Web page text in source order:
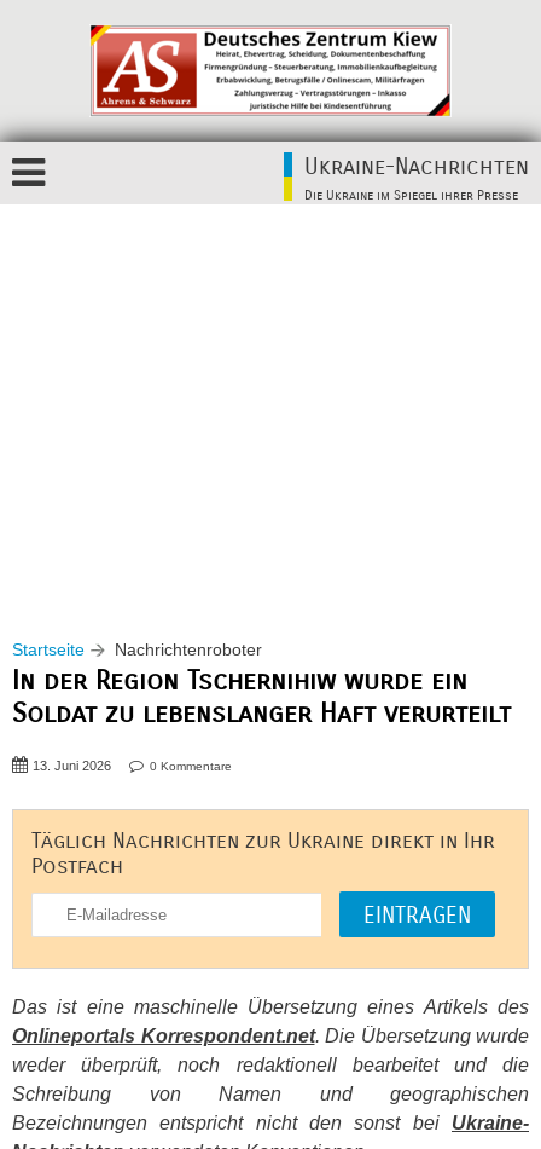
Ukraine-Nachrichten
Die Ukraine im Spiegel ihrer Presse
Startseite Nachrichtenroboter
In der Region Tschernihiw wurde ein
Soldat zu lebenslanger Haft verurteilt
13. Juni 2026 0 Kommentare
Täglich Nachrichten zur Ukraine direkt in Ihr
Postfach
Das ist eine maschinelle Übersetzung eines Artikels des
Onlineportals Korrespondent.net. Die Übersetzung wurde
weder überprüft, noch redaktionell bearbeitet und die
Schreibung von Namen und geographischen
Bezeichnungen entspricht nicht den sonst bei Ukraine-